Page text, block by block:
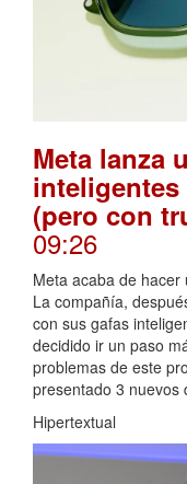
Meta lanza
inteligentes
(pero con
09:26
Meta acaba de
La compañía,
con sus gafas
decidido ir un paso
problemas de este
presentado 3
Hipertextual